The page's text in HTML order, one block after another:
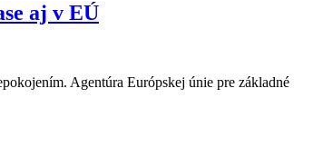
aj v EÚ
Agentúra Európskej únie pre základné